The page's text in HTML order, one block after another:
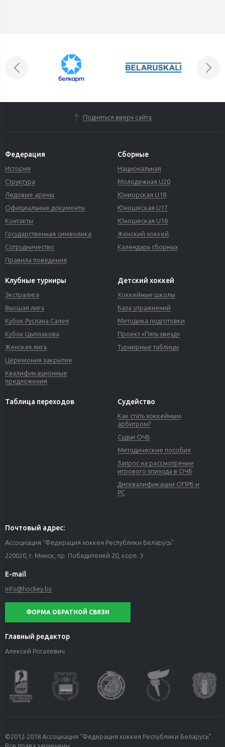
Подняться вверх сайта
Федерация
История
Структура
Ледовые арены
Официальные документы
Контакты
Государственная символика
Сотрудничество
Правила поведения
Сборные
Национальная
Молодежная U20
Юниорская U18
Юношеская U17
Юношеская U16
Женский хоккей
Календарь сборных
Клубные турниры
Экстралига
Высшая лига
Кубок Руслана Салея
Кубок Цыплакова
Женская лига
Церемония закрытия
Квалификационные
предложения
Детский хоккей
Хоккейные школы
База упражнений
Методика подготовки
Проект «Пять звезд»
Турнирные таблицы
Таблица переходов Судейство
Как стать хоккейным
арбитром?
Судьи ОЧБ
Методические пособия
Запрос на рассмотрение
игрового эпизода в ОЧБ
Дисквалификации ОПРБ и
РС
Почтовый адрес:
Ассоциация "Федерация хоккея Республики Беларусь"
220020, г. Минск, пр. Победителей 20, корп. 3
E-mail
info@hockey.by
ФОРМА ОБРАТНОЙ СВЯЗИ
Главный редактор
Алексей Рогалевич
©2012-2018 Ассоциация "Федерация хоккея Республики Беларусь".
Все права защищены.